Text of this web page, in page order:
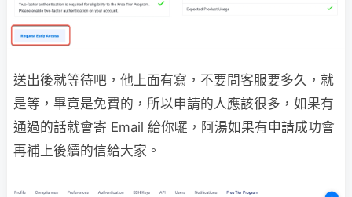
送出後就等待吧，他上面有寫，不要問客服要多久，就
是等，畢竟是免費的，所以申請的人應該很多，如果有
通過的話就會寄 Email 給你囉，阿湯如果有申請成功會
再補上後續的信給大家。